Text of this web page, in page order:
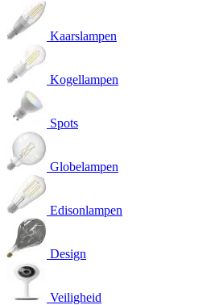
Kaarslampen
Kogellampen
Spots
Globelampen
Edisonlampen
Design
Veiligheid